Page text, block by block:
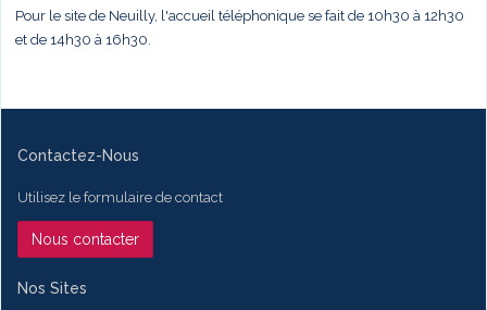
Pour le site de Neuilly, l'accueil téléphonique se fait de 10h30 à 12h30
et de 14h30 à 16h30.
Contactez-Nous
Utilisez le formulaire de contact
Nous contacter
Nos Sites